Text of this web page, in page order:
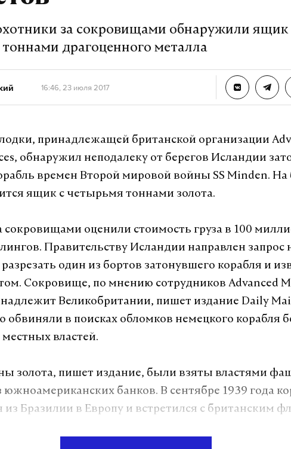
за сокровищами обнаружили ящик
драгоценного металла
16:46, 23 июля 2017
принадлежащей британской организации
обнаружил неподалеку от берегов Исландии
времен Второй мировой войны SS Minden. На
ящик с четырьмя тоннами золота.
сокровищами оценили стоимость груза в 100
Правительству Исландии направлен запрос
один из бортов затонувшего корабля и
Сокровище, по мнению сотрудников Advanced
Великобритании, пишет издание Daily
обвиняли в поисках обломков немецкого корабля
властей.
золота, пишет издание, были взяты властями
южноамериканских банков. В сентябре 1939 года
из Бразилии в Европу и встретился с британским